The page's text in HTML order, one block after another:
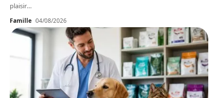
plaisir…
Famille 04/08/2026